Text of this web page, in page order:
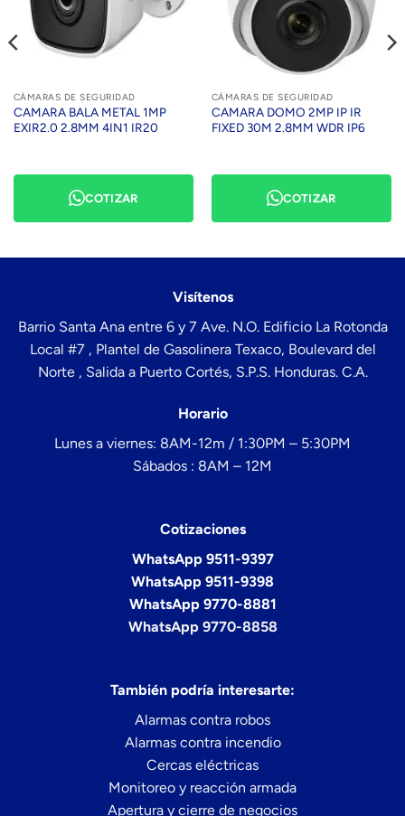
CÁMARAS DE SEGURIDAD
CAMARA BALA METAL 1MP
EXIR2.0 2.8MM 4IN1 IR20
COTIZAR
CÁMARAS DE SEGURIDAD
CAMARA DOMO 2MP IP IR
FIXED 30M 2.8MM WDR IP6
COTIZAR
Visítenos
Barrio Santa Ana entre 6 y 7 Ave. N.O. Edificio La Rotonda
Local #7 , Plantel de Gasolinera Texaco, Boulevard del
Norte , Salida a Puerto Cortés, S.P.S. Honduras. C.A.
Horario
Lunes a viernes: 8AM-12m / 1:30PM – 5:30PM
Sábados : 8AM – 12M
Cotizaciones
WhatsApp 9511-9397
WhatsApp 9511-9398
WhatsApp 9770-8881
WhatsApp 9770-8858
También podría interesarte:
Alarmas contra robos
Alarmas contra incendio
Cercas eléctricas
Monitoreo y reacción armada
Apertura y cierre de negocios